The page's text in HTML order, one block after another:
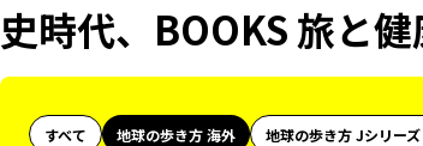
史時代、BOOKS 旅と
すべて 地球の歩き方 海外 地球の歩き方 Jシリーズ